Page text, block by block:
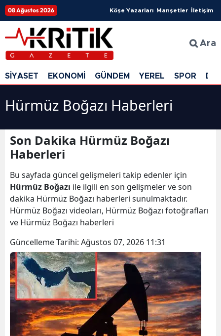
08 Ağustos 2026 Köşe Yazarları Manşetler İletişim
Ara
SİYASET EKONOMİ GÜNDEM YEREL SPOR
Hürmüz Boğazı Haberleri
Son Dakika Hürmüz Boğazı
Haberleri
Bu sayfada güncel gelişmeleri takip edenler için
Hürmüz Boğazı ile ilgili en son gelişmeler ve son
dakika Hürmüz Boğazı haberleri sunulmaktadır.
Hürmüz Boğazı videoları, Hürmüz Boğazı fotoğrafları
ve Hürmüz Boğazı haberleri
Güncelleme Tarihi: Ağustos 07, 2026 11:31